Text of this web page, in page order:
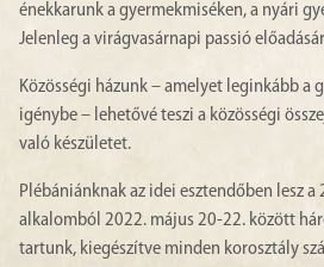
énekkarunk a gyermekmiséken, a nyári
Jelenleg a virágvasárnapi passió
Közösségi házunk – amelyet leginkább a
igénybe – lehetővé teszi a közösségi
való készületet.
Plébániánknak az idei esztendőben lesz a
alkalomból 2022. május 20-22. között
tartunk, kiegészítve minden korosztály